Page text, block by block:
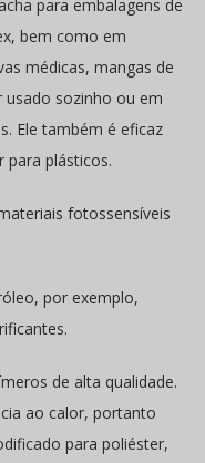
para embalagens de
bem como em
médicas, mangas de
usado sozinho ou em
Ele também é eficaz
para plásticos.
fotossensíveis
por exemplo,
de alta qualidade.
ao calor, portanto
para poliéster,